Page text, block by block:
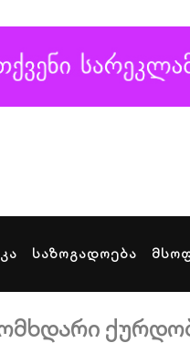
საზოგადოება